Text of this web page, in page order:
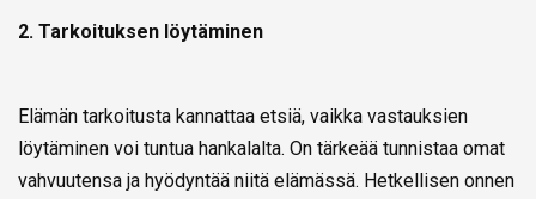
2. Tarkoituksen löytäminen
Elämän tarkoitusta kannattaa etsiä, vaikka vastauksien
löytäminen voi tuntua hankalalta. On tärkeää tunnistaa omat
vahvuutensa ja hyödyntää niitä elämässä. Hetkellisen onnen